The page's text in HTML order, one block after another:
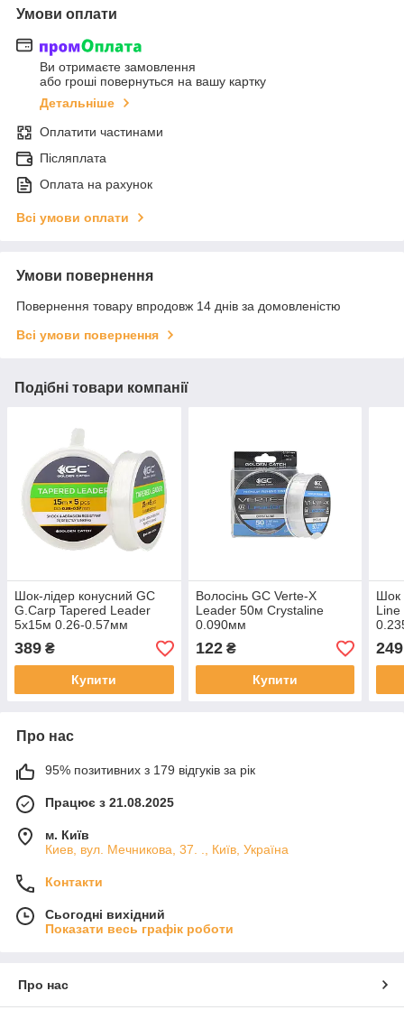
Умови оплати
Ви отримаєте замовлення
або гроші повернуться на вашу картку
Детальніше
Оплатити частинами
Післяплата
Оплата на рахунок
Всі умови оплати
Умови повернення
Повернення товару впродовж 14 днів за домовленістю
Всі умови повернення
Подібні товари компанії
Шок-лідер конусний GC
G.Carp Tapered Leader
5x15м 0.26-0.57мм
389 ₴
Купити
Волосінь GC Verte-X
Leader 50м Crystaline
0.090мм
122₴
Купити
Шок
249
Про нас
95% позитивних з 179 відгуків за рік
Працює з 21.08.2025
м. Київ
Киев, вул. Мечникова, 37. ., Київ, Україна
Контакти
Сьогодні вихідний
Показати весь графік роботи
Про нас